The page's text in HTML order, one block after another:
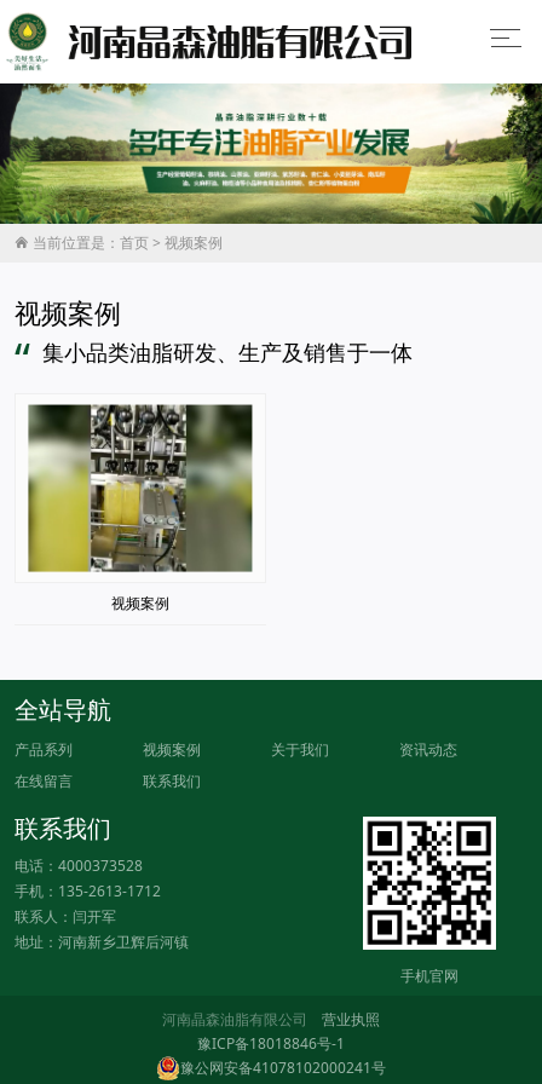
 当前位置是： 首页> 视频案例
视频案例
“ 集小品类油脂研发、生产及销售于一体
视频案例
全站导航
产品系列 视频案例 关于我们
资讯动态
在线留言
联系我们
手机官网
联系我们
电话：4000373528
手机：135-2613-1712
联系人：闫开军
地址：河南新乡卫辉后河镇
河南晶森油脂有限公司 营业执照
豫ICP备18018846号-1
豫公网安备41078102000241号